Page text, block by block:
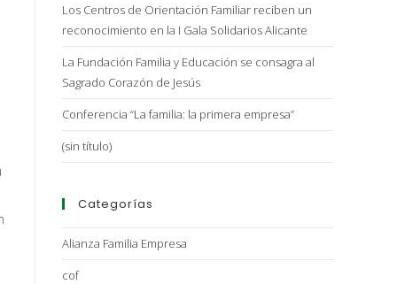
Los Centros de Orientación Familiar reciben un
reconocimiento en la I Gala Solidarios Alicante
La Fundación Familia y Educación se consagra al
Sagrado Corazón de Jesús
Conferencia “La familia: la primera empresa”
(sin título)
Categorías
Alianza Familia Empresa
cof